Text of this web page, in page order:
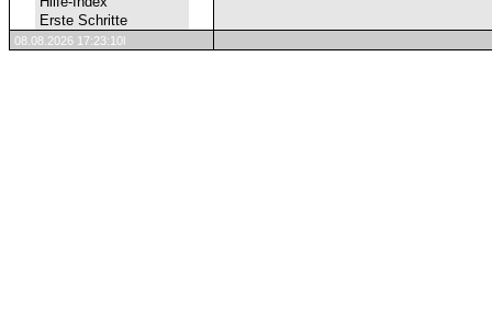
Erste Schritte
08.08.2026 17:23:10l